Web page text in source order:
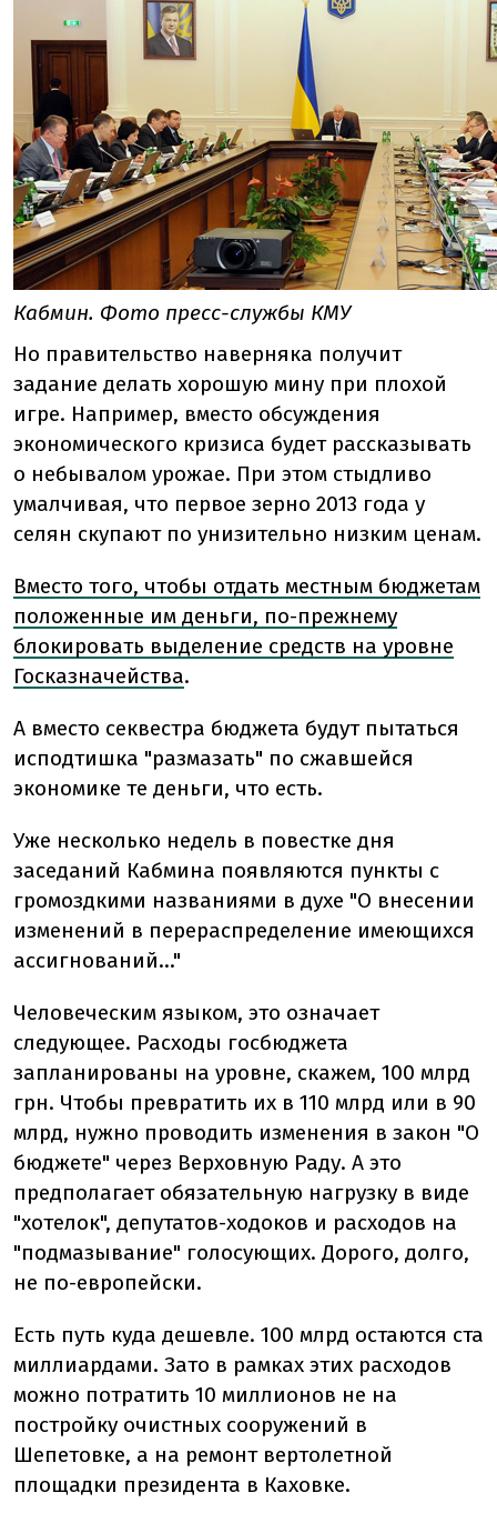
Кабмин. Фото пресс-службы КМУ
Но правительство наверняка получит
задание делать хорошую мину при плохой
игре. Например, вместо обсуждения
экономического кризиса будет рассказывать
о небывалом урожае. При этом стыдливо
умалчивая, что первое зерно 2013 года у
селян скупают по унизительно низким ценам.
Вместо того, чтобы отдать местным бюджетам
положенные им деньги, по-прежнему
блокировать выделение средств на уровне
Госказначейства.
А вместо секвестра бюджета будут пытаться
исподтишка "размазать" по сжавшейся
экономике те деньги, что есть.
Уже несколько недель в повестке дня
заседаний Кабмина появляются пункты с
громоздкими названиями в духе "О внесении
изменений в перераспределение имеющихся
ассигнований…"
Человеческим языком, это означает
следующее. Расходы госбюджета
запланированы на уровне, скажем, 100 млрд
грн. Чтобы превратить их в 110 млрд или в 90
млрд, нужно проводить изменения в закон "О
бюджете" через Верховную Раду. А это
предполагает обязательную нагрузку в виде
"хотелок", депутатов-ходоков и расходов на
"подмазывание" голосующих. Дорого, долго,
не по-европейски.
Есть путь куда дешевле. 100 млрд остаются ста
миллиардами. Зато в рамках этих расходов
можно потратить 10 миллионов не на
постройку очистных сооружений в
Шепетовке, а на ремонт вертолетной
площадки президента в Каховке.